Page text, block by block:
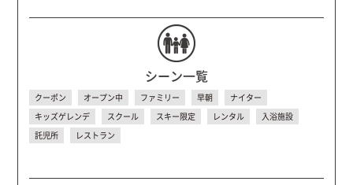
シーン一覧
クーポン オープン中 ファミリー 早朝
ナイター
キッズゲレンデ
スクール スキー限定 レンタル
入浴施設
託児所
レストラン